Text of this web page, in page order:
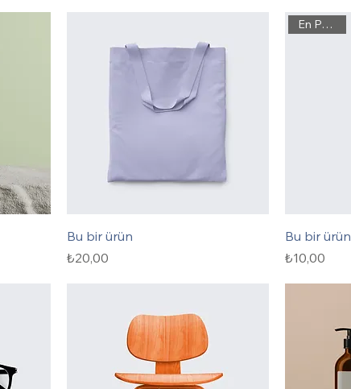
Bu bir ürün
Fiyat
₺20,00
En Popüler
Bu bir ürün
Fiyat
₺10,00